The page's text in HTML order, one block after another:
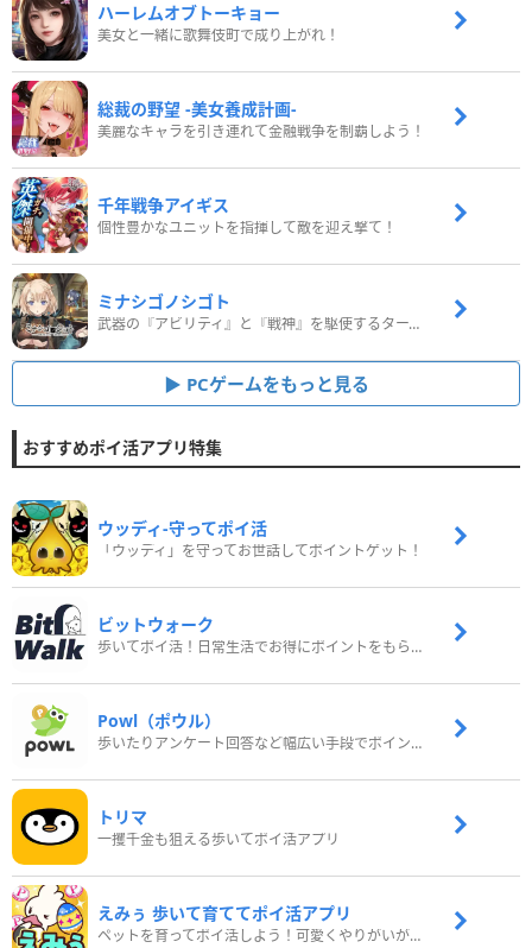
ハーレムオブトーキョー
美女と一緒に歌舞伎町で成り上がれ！
総裁の野望 -美女養成計画-
美麗なキャラを引き連れて金融戦争を制覇しよう！
千年戦争アイギス
個性豊かなユニットを指揮して敵を迎え撃て！
ミナシゴノシゴト
武器の『アビリティ』と『戦神』を駆使するターン制コマンドバトルRPG！
PCゲームをもっと見る
おすすめポイ活アプリ特集
ウッディ‐守ってポイ活
「ウッディ」を守ってお世話してポイントゲット！
ビットウォーク
歩いてポイ活！日常生活でお得にポイントをもらおう
Powl（ポウル）
歩いたりアンケート回答など幅広い手段でポイントをゲット
トリマ
一攫千金も狙える歩いてポイ活アプリ
えみぅ 歩いて育ててポイ活アプリ
ペットを育ってポイ活しよう！可愛くやりがいがある新感覚アプリ